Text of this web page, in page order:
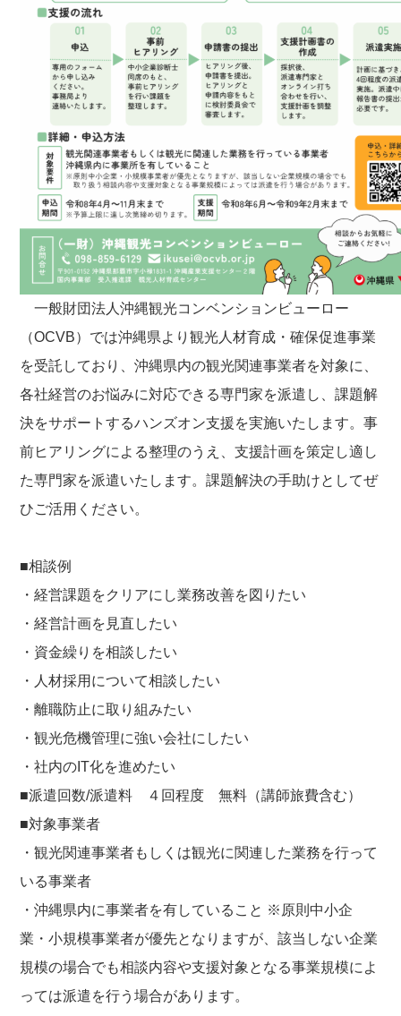
一般財団法人沖縄観光コンベンションビューロー
（OCVB）では沖縄県より観光人材育成・確保促進事業
を受託しており、沖縄県内の観光関連事業者を対象に、
各社経営のお悩みに対応できる専門家を派遣し、課題解
決をサポートするハンズオン支援を実施いたします。事
前ヒアリングによる整理のうえ、支援計画を策定し適し
た専門家を派遣いたします。課題解決の手助けとしてぜ
ひご活用ください。
■相談例
・経営課題をクリアにし業務改善を図りたい
・経営計画を見直したい
・資金繰りを相談したい
・人材採用について相談したい
・離職防止に取り組みたい
・観光危機管理に強い会社にしたい
・社内のIT化を進めたい
■派遣回数/派遣料 ４回程度 無料（講師旅費含む）
■対象事業者
・観光関連事業者もしくは観光に関連した業務を行って
いる事業者
・沖縄県内に事業者を有していること ※原則中小企
業・小規模事業者が優先となりますが、該当しない企業
規模の場合でも相談内容や支援対象となる事業規模によ
っては派遣を行う場合があります。